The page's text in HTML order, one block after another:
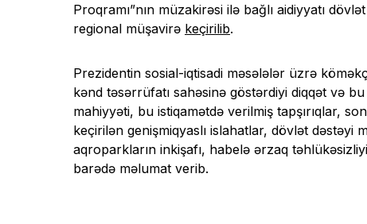
Proqramı”nın müzakirəsi ilə bağlı aidiyyatı
regional müşavirə keçirilib.
Prezidentin sosial-iqtisadi məsələlər üzrə
kənd təsərrüfatı sahəsinə göstərdiyi diqqət və
mahiyyəti, bu istiqamətdə verilmiş tapşırıqlar,
keçirilən genişmiqyaslı islahatlar, dövlət
aqroparkların inkişafı, habelə ərzaq
barədə məlumat verib.